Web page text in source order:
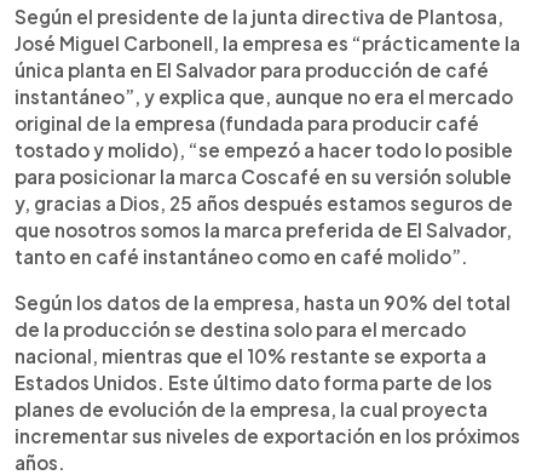
Según el presidente de la junta directiva de Plantosa,
José Miguel Carbonell, la empresa es “prácticamente la
única planta en El Salvador para producción de café
instantáneo”, y explica que, aunque no era el mercado
original de la empresa (fundada para producir café
tostado y molido), “se empezó a hacer todo lo posible
para posicionar la marca Coscafé en su versión soluble
y, gracias a Dios, 25 años después estamos seguros de
que nosotros somos la marca preferida de El Salvador,
tanto en café instantáneo como en café molido”.
Según los datos de la empresa, hasta un 90% del total
de la producción se destina solo para el mercado
nacional, mientras que el 10% restante se exporta a
Estados Unidos. Este último dato forma parte de los
planes de evolución de la empresa, la cual proyecta
incrementar sus niveles de exportación en los próximos
años.